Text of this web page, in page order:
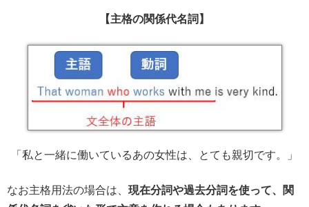
【主格の関係代名詞】
「私と一緒に働いているあの女性は、とても親切です。」
なお主格用法の場合は、 現在分詞や過去分詞を使って、関